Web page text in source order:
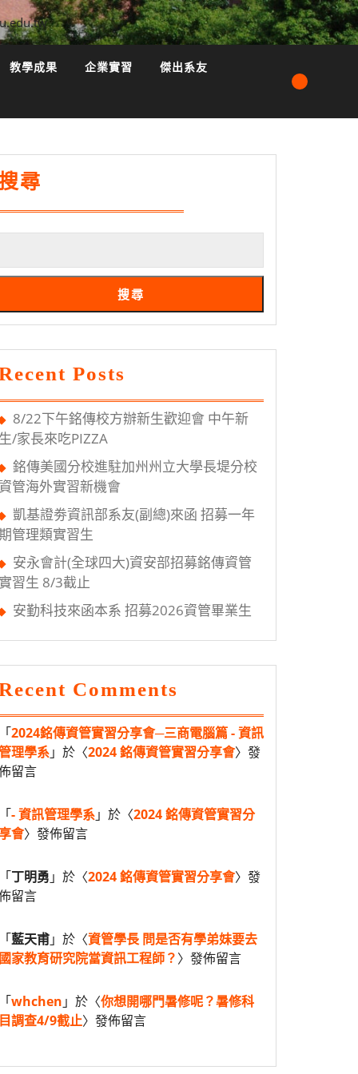
教學成果 企業實習 傑出系友
尋
搜尋
Posts
8/22下午銘傳校方辦新生歡迎會 中午新
/家長來吃PIZZA
銘傳美國分校進駐加州州立大學長堤分校
管海外實習新機會
凱基證劵資訊部系友(副總)來函 招募一年
管理類實習生
安永會計(全球四大)資安部招募銘傳資管
習生 8/3截止
安勤科技來函本系 招募2026資管畢業生
Comments
2024銘傳資管實習分享會─三商電腦篇 - 資訊
理學系」於〈2024 銘傳資管實習分享會〉發
留言
- 資訊管理學系」於〈2024 銘傳資管實習分
會〉發佈留言
丁明勇 」於〈2024 銘傳資管實習分享會〉發
留言
藍天甫」於〈資管學長 問是否有學弟妹要去
家教育研究院當資訊工程師？〉發佈留言
whchen 」於〈你想開哪門暑修呢？暑修科
調查4/9截止〉發佈留言